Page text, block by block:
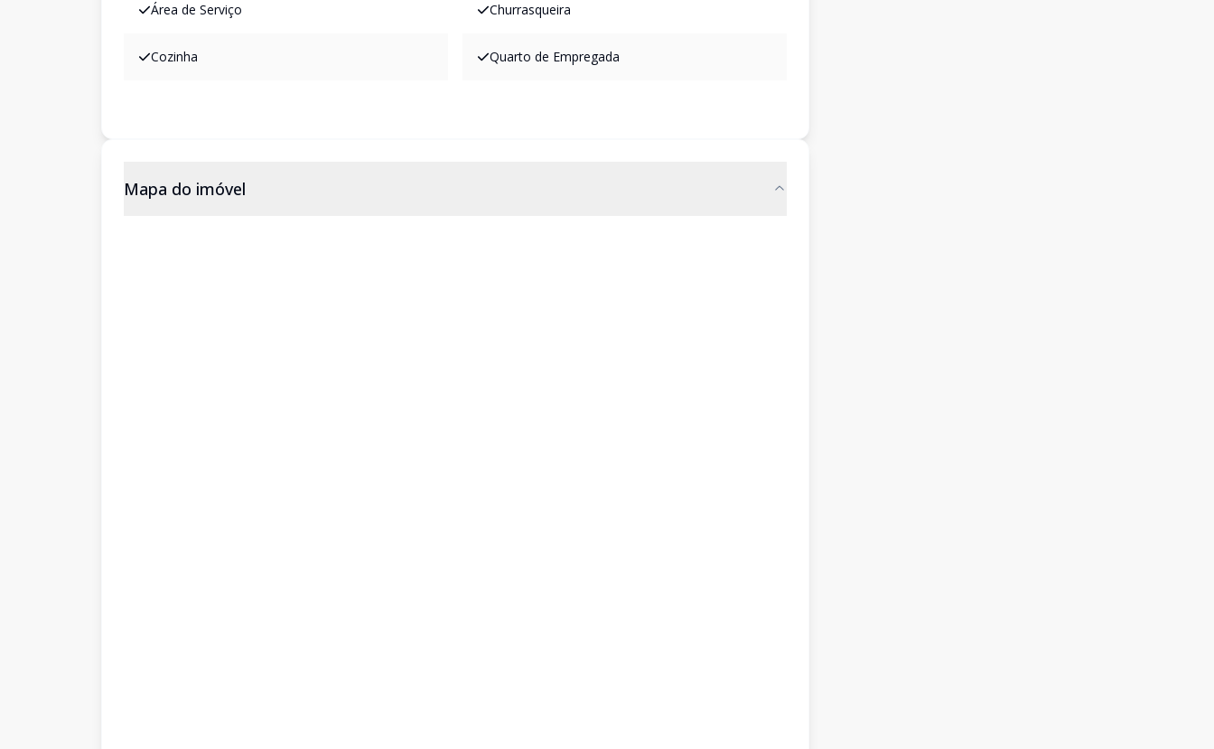
Área de Serviço Churrasqueira
Cozinha Quarto de Empregada
Mapa do imóvel